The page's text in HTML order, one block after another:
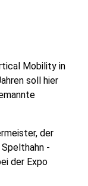
Mobility in
soll hier
der
-
der Expo